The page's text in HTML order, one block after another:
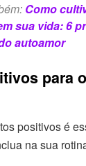
Como
sua vida: 6
autoamor
para
positivos é
na sua